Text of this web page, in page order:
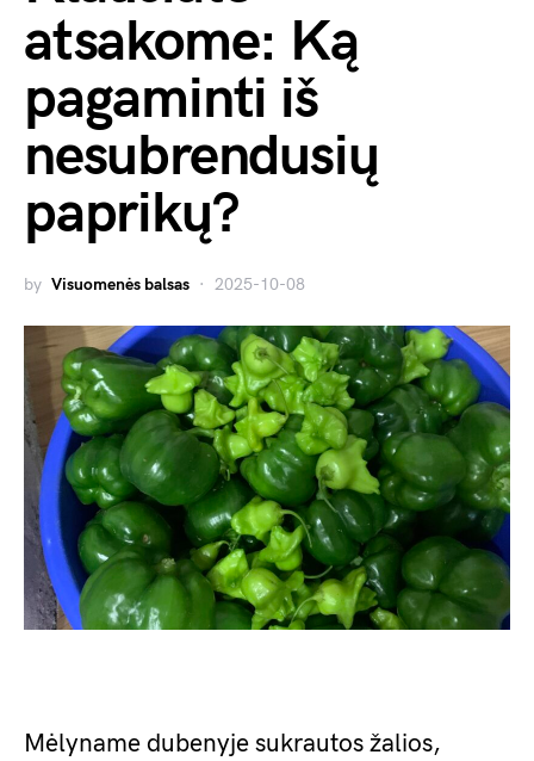
atsakome: Ką
pagaminti iš
nesubrendusių
paprikų?
by Visuomenės balsas 2025-10-08
Mėlyname dubenyje sukrautos žalios,